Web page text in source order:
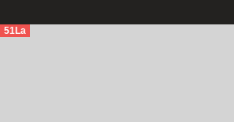
51La